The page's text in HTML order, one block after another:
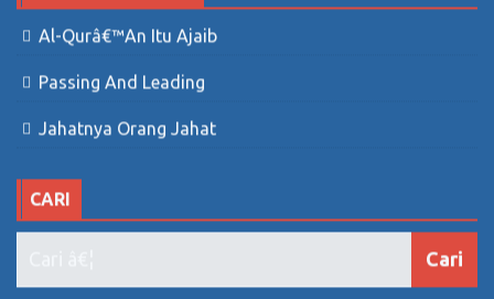
Al-Qurâ€™an Itu Ajaib
Passing And Leading
Jahatnya Orang Jahat
CARI